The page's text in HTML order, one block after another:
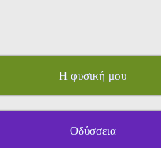
Η φυσική μου
Οδύσσεια